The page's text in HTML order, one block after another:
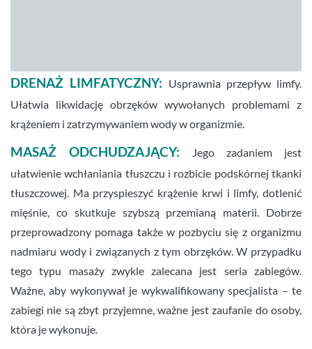
DRENAŻ LIMFATYCZNY: Usprawnia przepływ limfy.
Ułatwia likwidację obrzęków wywołanych problemami z
krążeniem i zatrzymywaniem wody w organizmie.
MASAŻ ODCHUDZAJĄCY:
Jego zadaniem jest
ułatwienie wchłaniania tłuszczu i rozbicie podskórnej tkanki
tłuszczowej. Ma przyspieszyć krążenie krwi i limfy, dotlenić
mięśnie, co skutkuje szybszą przemianą materii. Dobrze
przeprowadzony pomaga także w pozbyciu się z organizmu
nadmiaru wody i związanych z tym obrzęków. W przypadku
tego typu masaży zwykle zalecana jest seria zabiegów.
Ważne, aby wykonywał je wykwalifikowany specjalista – te
zabiegi nie są zbyt przyjemne, ważne jest zaufanie do osoby,
która je wykonuje.